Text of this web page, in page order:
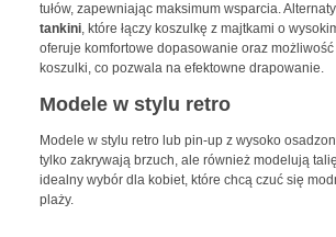
tułów, zapewniając maksimum wsparcia.
tankini, które łączy koszulkę z majtkami o
oferuje komfortowe dopasowanie oraz możliwość
koszulki, co pozwala na efektowne drapowanie.
Modele w stylu retro
Modele w stylu retro lub pin-up z wysoko
tylko zakrywają brzuch, ale również modelują
idealny wybór dla kobiet, które chcą czuć się
plaży.